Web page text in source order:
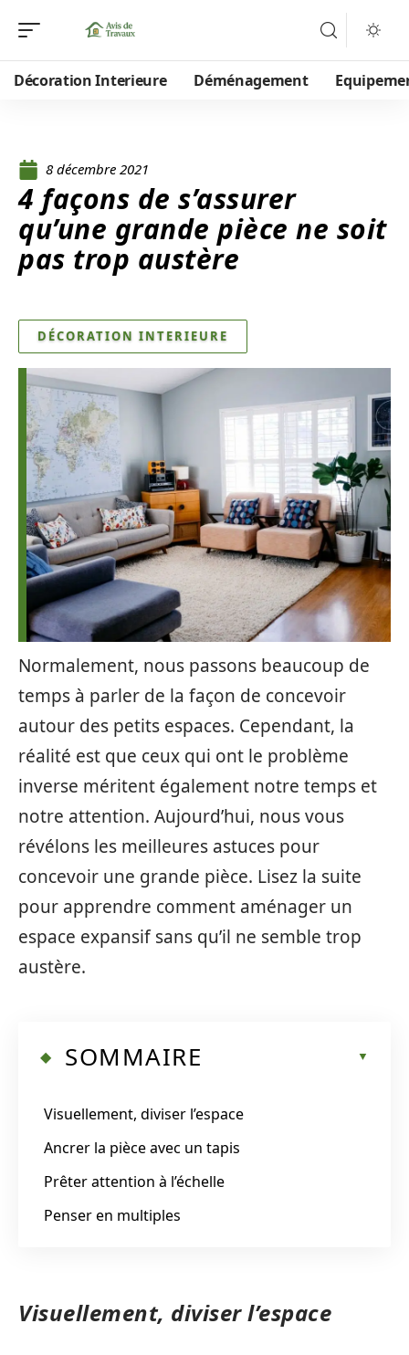
Décoration Interieure Déménagement
8 décembre 2021
4 façons de s’assurer
qu’une grande pièce ne soit
pas trop austère
DÉCORATION INTERIEURE
Normalement, nous passons beaucoup de
temps à parler de la façon de concevoir
autour des petits espaces. Cependant, la
réalité est que ceux qui ont le problème
inverse méritent également notre temps et
notre attention. Aujourd’hui, nous vous
révélons les meilleures astuces pour
concevoir une grande pièce. Lisez la suite
pour apprendre comment aménager un
espace expansif sans qu’il ne semble trop
austère.
SOMMAIRE
Visuellement, diviser l’espace
Ancrer la pièce avec un tapis
Prêter attention à l’échelle
Penser en multiples
Visuellement, diviser l’espace